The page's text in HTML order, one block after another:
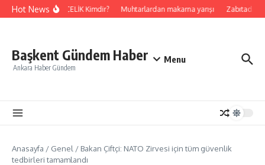
İçeriğe atla
Hot NewsYalçın ÇELİK Kimdir? Muhtarlardan makarna yarışı Zabıtadan
Başkent Gündem Haber
Ankara Haber Gündem
Menu
Anasayfa / Genel / Bakan Çiftçi: NATO Zirvesi için tüm güvenlik
tedbirleri tamamlandı